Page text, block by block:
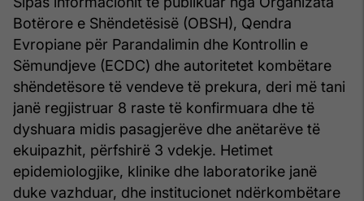
Botërore e Shëndetësisë (OBSH), Qendra
Evropiane për Parandalimin dhe Kontrollin e
Sëmundjeve (ECDC) dhe autoritetet kombëtare
shëndetësore të vendeve të prekura, deri më tani
janë regjistruar 8 raste të konfirmuara dhe të
dyshuara midis pasagjerëve dhe anëtarëve të
ekuipazhit, përfshirë 3 vdekje. Hetimet
epidemiologjike, klinike dhe laboratorike janë
duke vazhduar, dhe institucionet ndërkombëtare